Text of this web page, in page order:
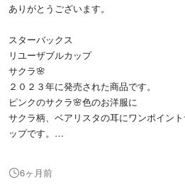
ありがとうございます。
スターバックス
リユーザブルカップ
サクラ🌸
２０２３年に発売された商品です。
ピンクのサクラ🌸色のお洋服に
サクラ柄、ベアリスタの耳にワンポイン
ップです。
とっても可愛いベアリスタ、リユーザブ
長い間、自宅冷暗室にて保管しておりまし
6ヶ月前